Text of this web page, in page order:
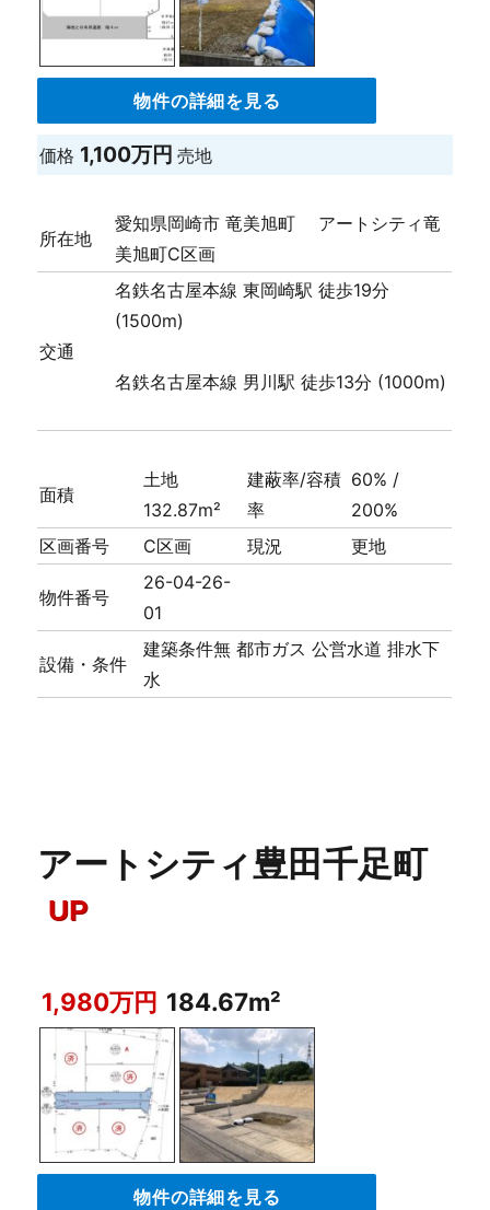
物件の詳細を見る
価格 1,100万円売地
所在地
愛知県岡崎市 竜美旭町 アートシティ竜
美旭町C区画
交通
名鉄名古屋本線 東岡崎駅 徒歩19分
(1500m)
名鉄名古屋本線 男川駅 徒歩13分 (1000m)
面積
土地
132.87m²
建蔽率/容積
率
60% /
200%
区画番号
C区画 現況 更地
物件番号
26-04-26-
01
設備・条件
建築条件無 都市ガス 公営水道 排水下
水
アートシティ豊田千足町
UP
1,980万円 184.67m²
物件の詳細を見る